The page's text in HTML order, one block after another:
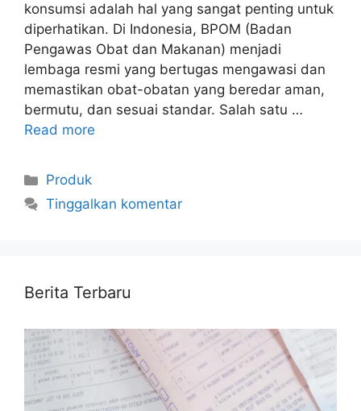
konsumsi adalah hal yang sangat penting untuk
diperhatikan. Di Indonesia, BPOM (Badan
Pengawas Obat dan Makanan) menjadi
lembaga resmi yang bertugas mengawasi dan
memastikan obat-obatan yang beredar aman,
bermutu, dan sesuai standar. Salah satu …
Read more
Kategori
Produk
Tinggalkan komentar
Berita Terbaru